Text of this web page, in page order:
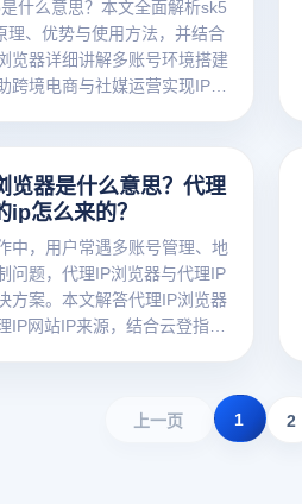
什么意思？本文全面解析sk5
理、优势与使用方法，并结合
览器详细讲解多账号环境搭建
跨境电商与社媒运营实现IP隔
览器是什么意思？代理
ip怎么来的？
中，用户常遇多账号管理、地
问题，代理IP浏览器与代理IP
方案。本文解答代理IP浏览器
IP网站IP来源，结合云登指纹
上一页 1 2